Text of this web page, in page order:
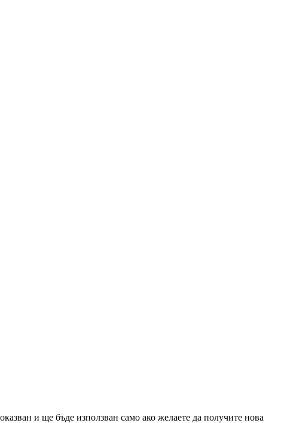
и ще бъде използван само ако желаете да получите нова